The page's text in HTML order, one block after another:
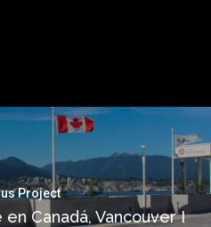
Project
Canadá, Vancouver I